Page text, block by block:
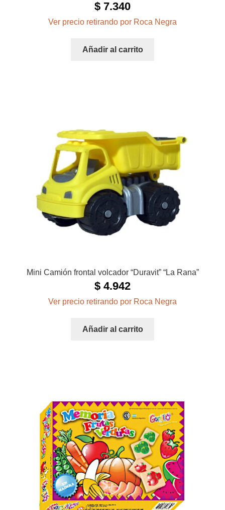
$ 7.340
Ver precio retirando por Roca Negra
Añadir al carrito
Mini Camión frontal volcador “Duravit” “La Rana”
$ 4.942
Ver precio retirando por Roca Negra
Añadir al carrito